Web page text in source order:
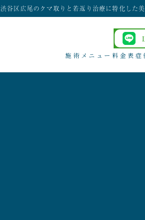
渋谷区広尾のクマ取りと若返り治療に特化した
施術メニュー 料金表 症